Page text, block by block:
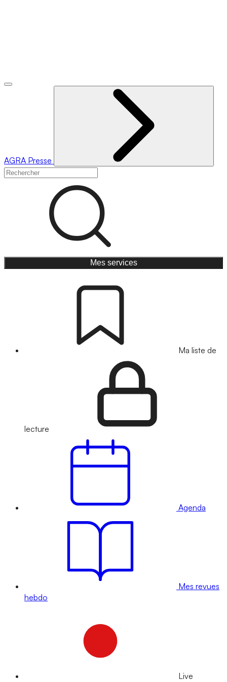
AGRA Presse
Mes services
Ma liste de
lecture
Agenda
Mes revues
hebdo
Live